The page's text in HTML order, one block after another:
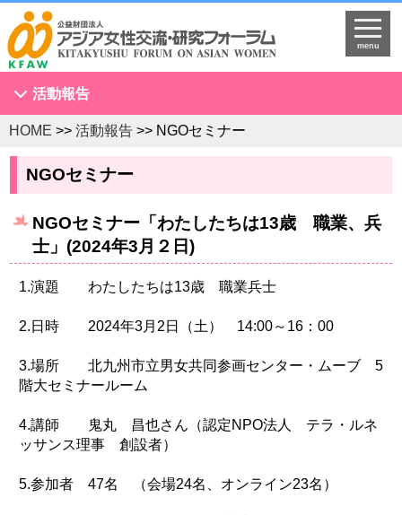
menu
活動報告
アジア女性会議
NGOセミナー
KFAWアジア研究者ネットワーク開催セミナー
国際理解促進事業
スタディツアー
プログラム開発
国際研修
環境
教育
国際交流
HOME >> 活動報告 >> NGOセミナー
NGOセミナー
NGOセミナー「わたしたちは13歳 職業、兵
士」(2024年3月２日)
1.演題 わたしたちは13歳 職業兵士
2.日時 2024年3月2日（土） 14:00～16：00
3.場所 北九州市立男女共同参画センター・ムーブ 5
階大セミナールーム
4.講師 鬼丸 昌也さん（認定NPO法人 テラ・ルネ
ッサンス理事 創設者）
5.参加者 47名 （会場24名、オンライン23名）